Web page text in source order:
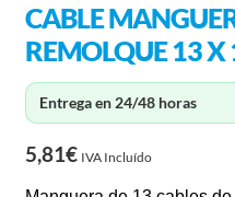
CABLE
REMOLQUE 13 X
Entrega en 24/48 horas
5,81€ IVA Incluído